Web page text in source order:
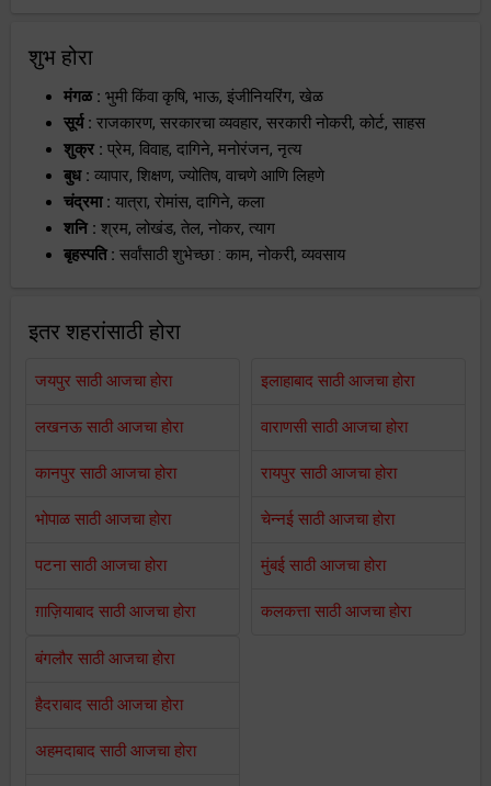
शुभ होरा
मंगळ : भुमी किंवा कृषि, भाऊ, इंजीनियरिंग, खेळ
सूर्य : राजकारण, सरकारचा व्यवहार, सरकारी नोकरी, कोर्ट, साहस
शुक्र : प्रेम, विवाह, दागिने, मनोरंजन, नृत्य
बुध : व्यापार, शिक्षण, ज्योतिष, वाचणे आणि लिहणे
चंद्रमा : यात्रा, रोमांस, दागिने, कला
शनि : श्रम, लोखंड, तेल, नोकर, त्याग
बृहस्पति : सर्वांसाठी शुभेच्छा : काम, नोकरी, व्यवसाय
इतर शहरांसाठी होरा
जयपुर साठी आजचा होरा
लखनऊ साठी आजचा होरा
कानपुर साठी आजचा होरा
भोपाळ साठी आजचा होरा
पटना साठी आजचा होरा
ग़ाज़ियाबाद साठी आजचा होरा
इलाहाबाद साठी आजचा होरा
वाराणसी साठी आजचा होरा
रायपुर साठी आजचा होरा
चेन्नई साठी आजचा होरा
मुंबई साठी आजचा होरा
कलकत्ता साठी आजचा होरा
बंगलौर साठी आजचा होरा
हैदराबाद साठी आजचा होरा
अहमदाबाद साठी आजचा होरा